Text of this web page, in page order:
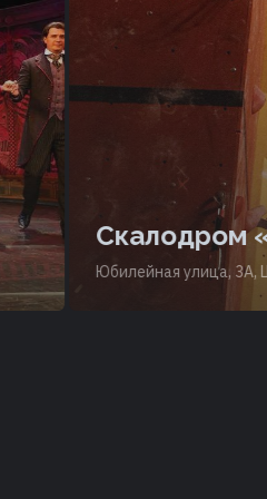
Скалодром
Юбилейная улица, 3А,